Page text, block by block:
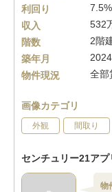
利回り
収入
532
階数
2階
築年月
物件現況
全部
画像カテゴリ
外観 間取り
センチュリー21アプ
物